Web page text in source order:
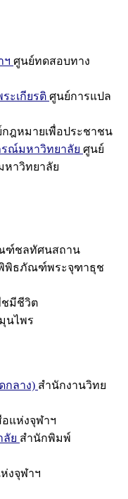
ฯ ศูนย์ทดสอบทาง
ะเกียรติ ศูนย์การแปล
ฎหมายเพื่อประชาชน
รณ์มหาวิทยาลัย ศูนย์
หาวิทยาลัย
ฑ์ชลทัศนสถาน
พิธภัณฑ์พระจุฑาธุช
มีชีวิต
นไพร
กลาง) สำนักงานวิทย
แห่งจุฬาฯ
ลัย สำนักพิมพ์
งจุฬาฯ